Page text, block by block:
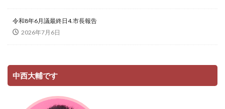
令和8年6月議最終日4.市長報告
2026年7月6日
中西大輔です